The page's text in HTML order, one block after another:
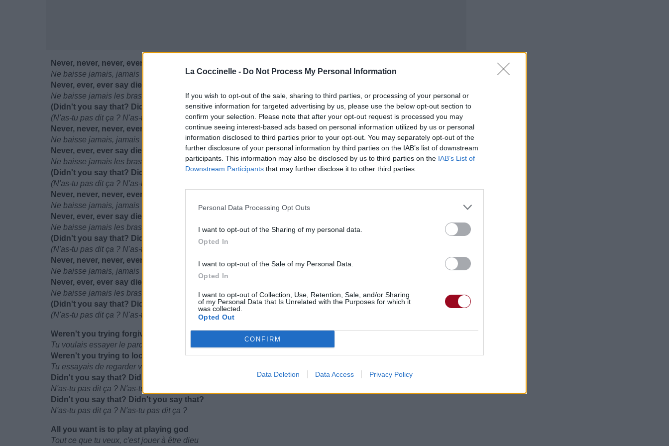
La Coccinelle - Do Not Process My Personal Information
If you wish to opt-out of the sale, sharing to third parties, or processing of your personal or
sensitive information for targeted advertising by us, please use the below opt-out section to
confirm your selection. Please note that after your opt-out request is processed you may
continue seeing interest-based ads based on personal information utilized by us or personal
information disclosed to third parties prior to your opt-out. You may separately opt-out of the
further disclosure of your personal information by third parties on the IAB’s list of downstream
participants. This information may also be disclosed by us to third parties on the IAB’s List of
Downstream Participants that may further disclose it to other third parties.
Personal Data Processing Opt Outs
I want to opt-out of the Sharing of my personal data.
Opted In
I want to opt-out of the Sale of my Personal Data.
Opted In
I want to opt-out of Collection, Use, Retention, Sale, and/or Sharing
of my Personal Data that Is Unrelated with the Purposes for which it
was collected.
Opted Out
CONFIRM
Data Deletion Data Access Privacy Policy
Never, never, never, ever
Ne baisse jamais, jamais
Never, ever, ever say die
Ne baisse jamais les bras
(Didn't you say that? Didn't you say that?)
(N'as-tu pas dit ça ? N'as-tu pas dit ça ?)
Never, never, never, ever
Ne baisse jamais, jamais
Never, ever, ever say die
Ne baisse jamais les bras
(Didn't you say that? Didn't you say that?)
(N'as-tu pas dit ça ? N'as-tu pas dit ça ?)
Never, never, never, ever
Ne baisse jamais, jamais
Never, ever, ever say die
Ne baisse jamais les bras
(Didn't you say that? Didn't you say that?)
(N'as-tu pas dit ça ? N'as-tu pas dit ça ?)
Never, never, never, ever
Ne baisse jamais, jamais
Never, ever, ever say die
Ne baisse jamais les bras
(Didn't you say that? Didn't you say that?)
(N'as-tu pas dit ça ? N'as-tu pas dit ça ?)
Weren't you trying forgiveness and weren't you trying to stay?
Tu voulais essayer le pardon et tu essayais de rester, n'est-ce pas ?
Weren't you trying to look up and weren't you trying to pray?
Tu essayais de regarder vers le haut et tu essayais de prier, n'est-ce pas ?
Didn't you say that? Didn't you say that?
N'as-tu pas dit ça ? N'as-tu pas dit ça ?
Didn't you say that? Didn't you say that?
N'as-tu pas dit ça ? N'as-tu pas dit ça ?
All you want is to play at playing god
Tout ce que tu veux, c'est jouer à être dieu